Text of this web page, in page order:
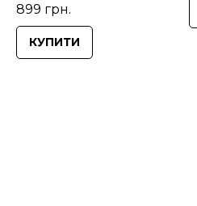
899 грн.
КУПИТИ